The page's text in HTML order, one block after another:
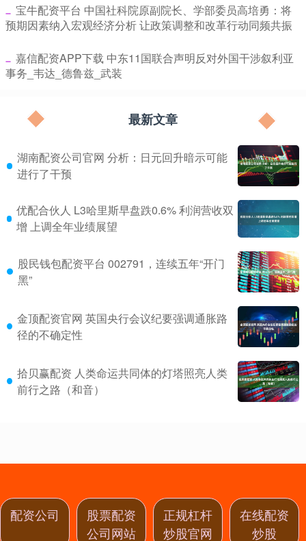
​宝牛配资平台 中国社科院原副院长、学部委员高培勇：将
预期因素纳入宏观经济分析 让政策调整和改革行动同频共振
​嘉信配资APP下载 中东11国联合声明反对外国干涉叙利亚
事务_韦达_德鲁兹_武装
最新文章
湖南配资公司官网 分析：日元回升暗示可能
进行了干预
优配合伙人 L3哈里斯早盘跌0.6% 利润营收双
增 上调全年业绩展望
股民钱包配资平台 002791，连续五年“开门
黑”
金顶配资官网 英国央行会议纪要强调通胀路
径的不确定性
拾贝赢配资 人类命运共同体的灯塔照亮人类
前行之路（和音）
配资公司
股票配资
公司网站
正规杠杆
炒股官网
在线配资
炒股